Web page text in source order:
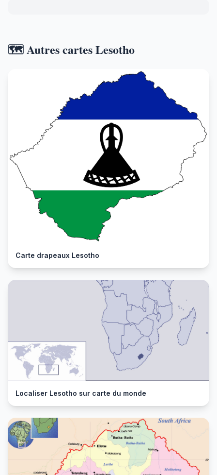
🗺️ Autres cartes Lesotho
Carte drapeaux Lesotho
Localiser Lesotho sur carte du monde